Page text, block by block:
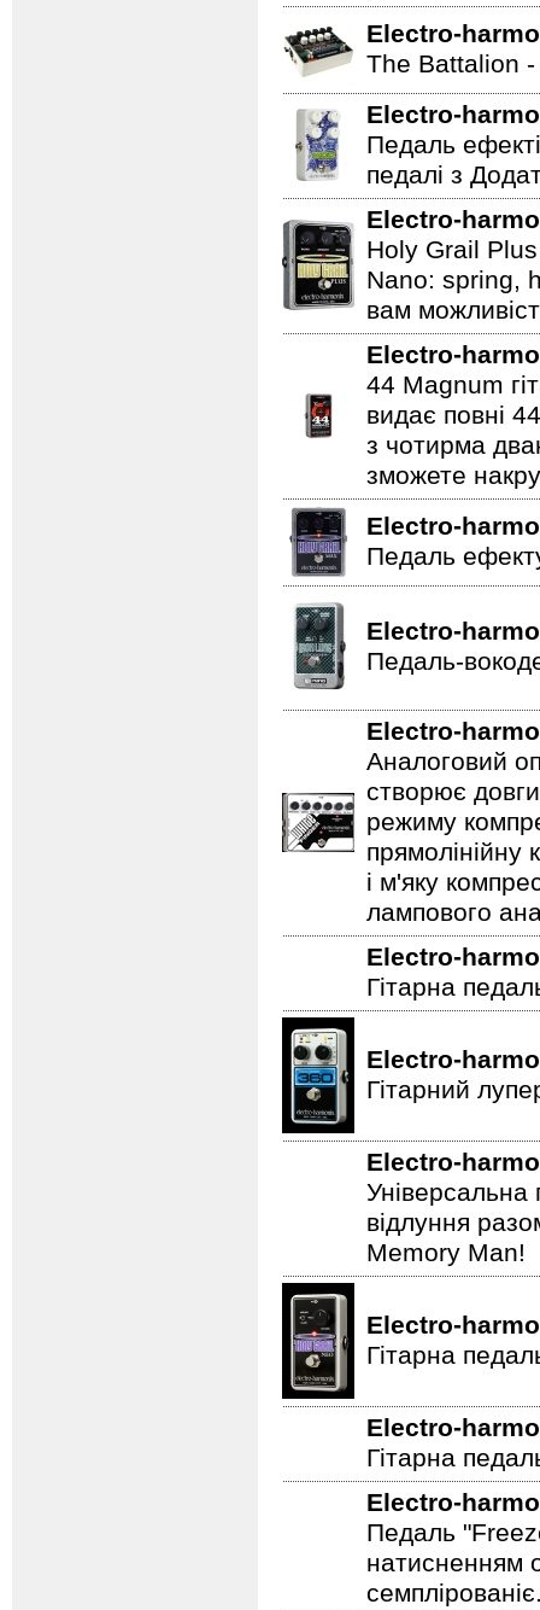
Electro-
The Battalion -
Electro-
Педаль
педалі з
Electro-
Holy Grail Plus
Nano: spring,
вам
Electro-
44 Magnum
видає повні
з чотирма
зможете
Electro-
Педаль
Electro-
Педаль-
Electro-
Аналоговий
створює
режиму
прямолінійну
і м'яку
лампового
Electro-
Гітарна
Electro-
Гітарний
Electro-
Універсальна
відлуння
Memory Man!
Electro-
Гітарна
Electro-
Гітарна
Electro-
Педаль
натисненням